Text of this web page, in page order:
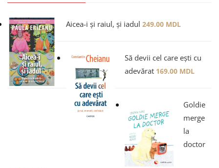
Aicea-i și raiul, și iadul 249.00 MDL
Să devii cel care ești cu
adevărat 169.00 MDL
Goldie
merge
la
doctor